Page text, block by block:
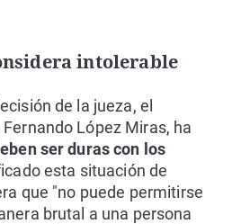
intolerable
de la jueza, el
López Miras, ha
ser duras con los
esta situación de
que "no puede permitirse
brutal a una persona